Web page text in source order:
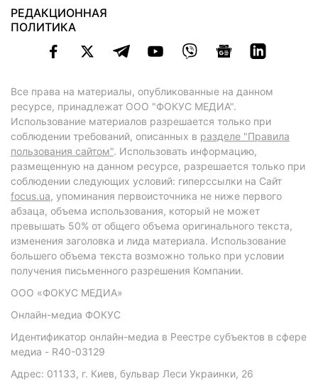
РЕДАКЦИОННАЯ
ПОЛИТИКА
Все права на материалы, опубликованные на данном
ресурсе, принадлежат ООО "ФОКУС МЕДИА".
Использование материалов разрешается только при
соблюдении требований, описанных в разделе "Правила
пользования сайтом". Использовать информацию,
размещенную на данном ресурсе, разрешается только при
соблюдении следующих условий: гиперссылки на Сайт
focus.ua, упоминания первоисточника не ниже первого
абзаца, объема использования, который не может
превышать 50% от общего объема оригинального текста,
изменения заголовка и лида материала. Использование
большего объема текста возможно только при условии
получения письменного разрешения Компании.
ООО «ФОКУС МЕДИА»
Онлайн-медиа ФОКУС
Идентификатор онлайн-медиа в Реестре субъектов в сфере
медиа - R40-03129
Адрес: 01133, г. Киев, бульвар Леси Украинки, 26